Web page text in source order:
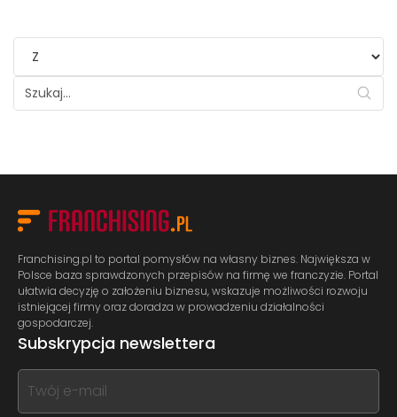
Franchising.pl to portal pomysłów na własny biznes. Największa w
Polsce baza sprawdzonych przepisów na firmę we franczyzie. Portal
ułatwia decyzję o założeniu biznesu, wskazuje możliwości rozwoju
istniejącej firmy oraz doradza w prowadzeniu działalności
gospodarczej.
Subskrypcja newslettera
If
you